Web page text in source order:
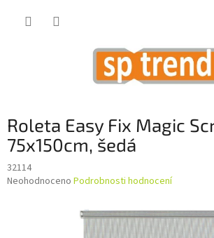
Roleta Easy Fix Magic
75x150cm, šedá
32114
Průměrné
Neohodnoceno Podrobnosti hodnocení